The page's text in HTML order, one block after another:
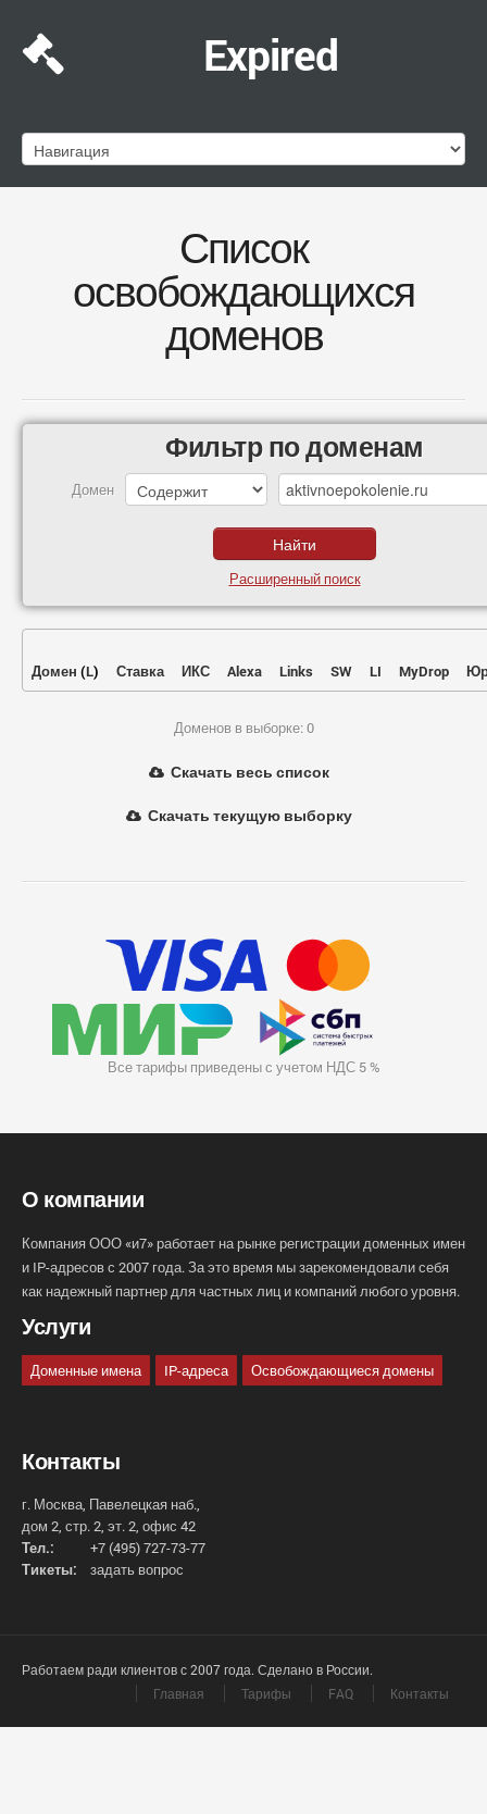
Expired
Список
освобождающихся
доменов
Фильтр по доменам
Домен
Расширенный поиск
Домен (L) Ставка ИКС Alexa Links SW LI MyDrop
Доменов в выборке: 0
Скачать весь список
Скачать текущую выборку
Все тарифы приведены с учетом НДС 5 %
О компании
Компания ООО «и7» работает на рынке регистрации доменных имен
и IP-адресов с 2007 года. За это время мы зарекомендовали себя
как надежный партнер для частных лиц и компаний любого уровня.
Услуги
Доменные имена IP-адреса Освобождающиеся домены
Контакты
г. Москва, Павелецкая наб.,
дом 2, стр. 2, эт. 2, офис 42
Тел.:
+7 (495) 727-73-77
Тикеты:
задать вопрос
Работаем ради клиентов с 2007 года. Сделано в России.
Главная
Тарифы FAQ Контакты